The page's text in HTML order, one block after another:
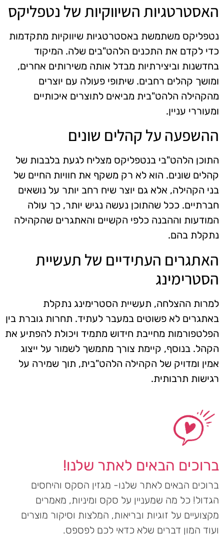
האסטרטגיות השיווקיות של נטפליקס
נטפליקס משתמשת באסטרטגיות שיווקיות מתקדמות
כדי לקדם את התכנים הלהט"בים שלה. המיקוד
בחדשנות וביצירתיות מבדל אותה משירותים אחרים,
ומושך קהלים רחבים. שיתופי פעולה עם יוצרים
מהקהילה הלהט"בית מביאים לתוצרים איכותיים
ומעוררי עניין.
ההשפעה על קהלים שונים
התוכן הלהט"בי בנטפליקס מצליח לגעת בלבבות של
קהלים שונים. הוא לא רק משקף את חוויות החיים של
בני הקהילה, אלא גם יוצר שיח רחב יותר על נושאים
חברתיים. ככל שהתוכן נעשה נגיש יותר, כך עולה
המודעות וההבנה כלפי הקשיים והאתגרים שהקהילה
נתקלת בהם.
האתגרים העתידיים של תעשיית
הסטרימינג
למרות ההצלחה, תעשיית הסטרימינג נתקלת
באתגרים לא פשוטים במעבר לעתיד. תחרות גוברת בין
הפלטפורמות מחייבת חידוש מתמיד ויכולת להפתיע את
הקהל. בנוסף, קיימת צורך מתמשך לשמור על ייצוג
אמין ומדויק של הקהילה הלהט"בית, תוך שמירה על
רגישות תרבותית.
ברוכים הבאים לאתר שלנו!
ברוכים הבאים לאתר שלנו- מגזין הסקס והיחסים
הגדול! כל מה שמעניין על סקס ומיניות, מאמרים
מקצועיים על זוגיות ובריאות, המלצות וסיקור מוצרים
ועוד המון דברים שלא כדאי לכם לפספס.